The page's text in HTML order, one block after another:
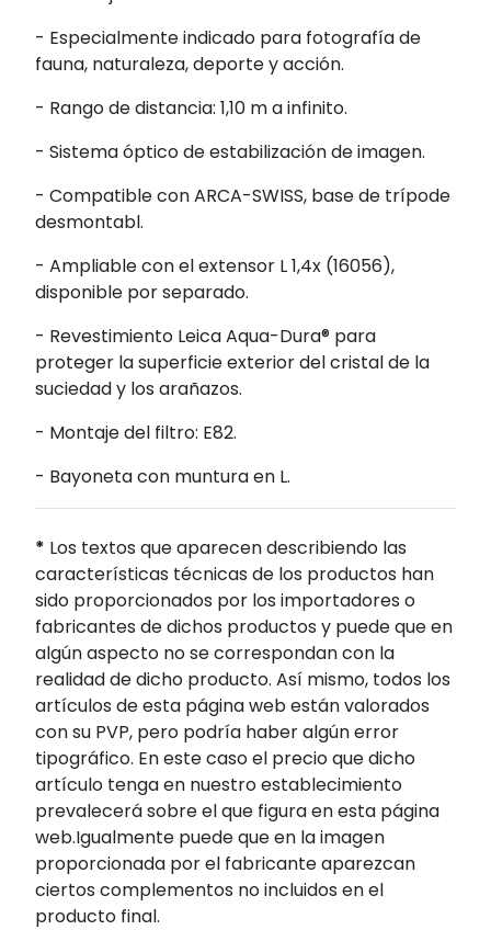
- Especialmente indicado para fotografía de
fauna, naturaleza, deporte y acción.
- Rango de distancia: 1,10 m a infinito.
- Sistema óptico de estabilización de imagen.
- Compatible con ARCA-SWISS, base de trípode
desmontabl.
- Ampliable con el extensor L 1,4x (16056),
disponible por separado.
- Revestimiento Leica Aqua-Dura® para
proteger la superficie exterior del cristal de la
suciedad y los arañazos.
- Montaje del filtro: E82.
- Bayoneta con muntura en L.
* Los textos que aparecen describiendo las
características técnicas de los productos han
sido proporcionados por los importadores o
fabricantes de dichos productos y puede que en
algún aspecto no se correspondan con la
realidad de dicho producto. Así mismo, todos los
artículos de esta página web están valorados
con su PVP, pero podría haber algún error
tipográfico. En este caso el precio que dicho
artículo tenga en nuestro establecimiento
prevalecerá sobre el que figura en esta página
web.Igualmente puede que en la imagen
proporcionada por el fabricante aparezcan
ciertos complementos no incluidos en el
producto final.